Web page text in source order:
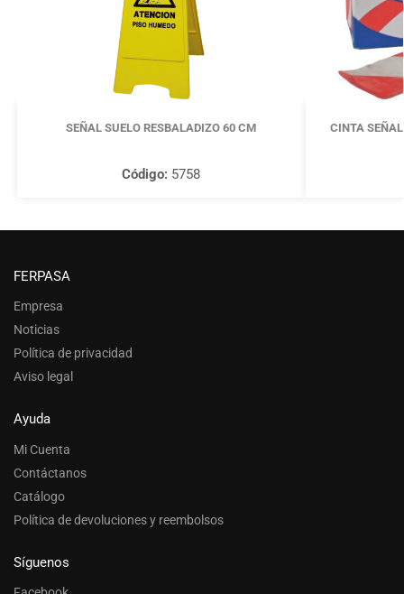
SEÑAL SUELO RESBALADIZO 60 CM
Código: 5758
CINTA
FERPASA
Empresa
Noticias
Política de privacidad
Aviso legal
Ayuda
Mi Cuenta
Contáctanos
Catálogo
Política de devoluciones y reembolsos
Síguenos